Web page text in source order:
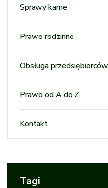
Sprawy karne
Prawo rodzinne
Obsługa przedsiębiorców
Prawo od A do Z
Kontakt
Tagi